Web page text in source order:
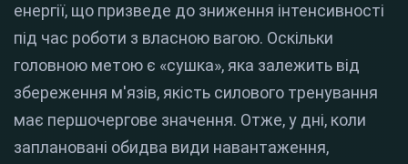
енергії, що призведе до зниження інтенсивності
під час роботи з власною вагою. Оскільки
головною метою є «сушка», яка залежить від
збереження м'язів, якість силового тренування
має першочергове значення. Отже, у дні, коли
заплановані обидва види навантаження,